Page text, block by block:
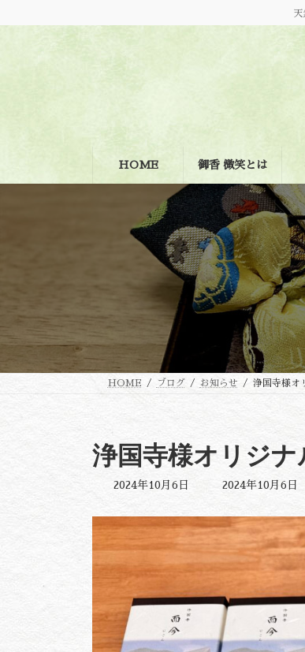
天
HOME 御香 微笑とは
HOME ブログ お知らせ 浄国寺様オ
浄国寺様オリジ
2024年10月6日
最
新
日
時
2024年10月6日